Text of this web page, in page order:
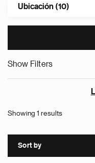
Ubicación (10)
Show Filters
Showing 1 results
Sort by